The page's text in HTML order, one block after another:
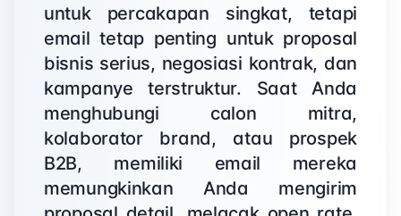
untuk percakapan singkat, tetapi
email tetap penting untuk proposal
bisnis serius, negosiasi kontrak, dan
kampanye terstruktur. Saat Anda
menghubungi calon mitra,
kolaborator brand, atau prospek
B2B, memiliki email mereka
memungkinkan Anda mengirim